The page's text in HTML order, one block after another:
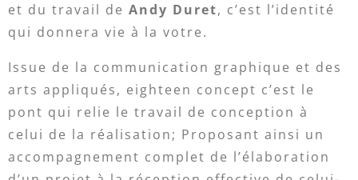
et du travail de Andy Duret, c’est l’identité
qui donnera vie à la votre.
Issue de la communication graphique et des
arts appliqués, eighteen concept c’est le
pont qui relie le travail de conception à
celui de la réalisation; Proposant ainsi un
accompagnement complet de l’élaboration